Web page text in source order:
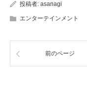
投稿者: asanagi
エンターテインメント
前のページ